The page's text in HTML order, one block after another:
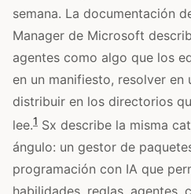
semana. La documentación
Manager de Microsoft
agentes como algo que los
en un manifiesto, resolver
distribuir en los directorios
lee.1 Sx describe la misma
ángulo: un gestor de
programación con IA que